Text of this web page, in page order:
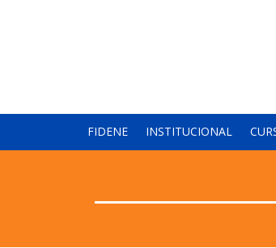
FIDENE INSTITUCIONAL